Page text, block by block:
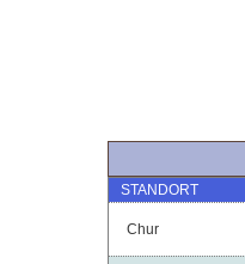
STANDORT
Chur